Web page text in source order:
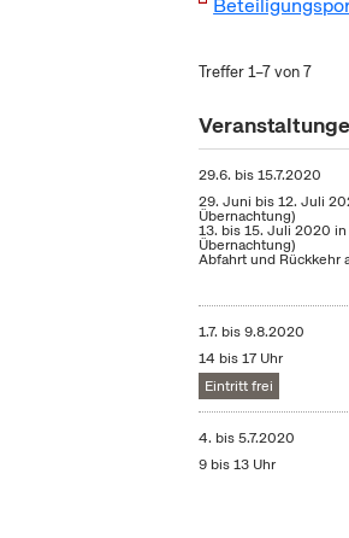
Treffer 1–7 von 7
29.6. bis15.7.2020
29. Juni bis 12. Juli
Übernachtung)
13. bis 15. Juli 2020
Übernachtung)
Abfahrt und Rückkehr
1.7. bis9.8.2020
14 bis 17 Uhr
Eintritt frei
4. bis5.7.2020
9 bis 13 Uhr